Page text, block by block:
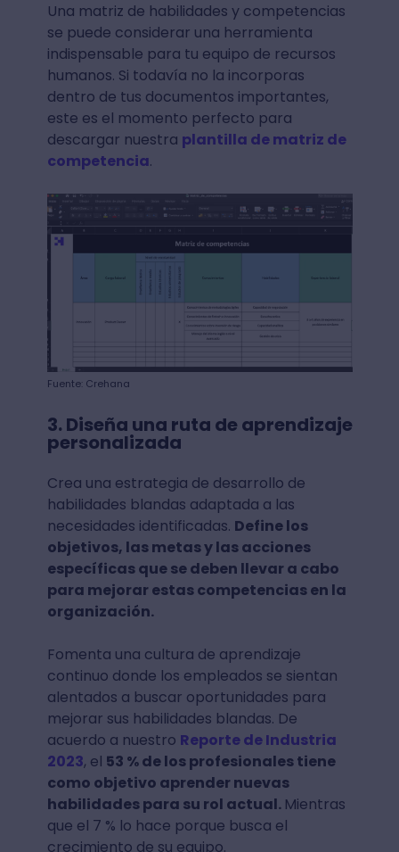
Una matriz de habilidades y competencias
se puede considerar una herramienta
indispensable para tu equipo de recursos
humanos. Si todavía no la incorporas
dentro de tus documentos importantes,
este es el momento perfecto para
descargar nuestra plantilla de matriz de
competencia.
Fuente: Crehana
3. Diseña una ruta de aprendizaje
personalizada
Crea una estrategia de desarrollo de
habilidades blandas adaptada a las
necesidades identificadas. Define los
objetivos, las metas y las acciones
específicas que se deben llevar a cabo
para mejorar estas competencias en la
organización.
Fomenta una cultura de aprendizaje
continuo donde los empleados se sientan
alentados a buscar oportunidades para
mejorar sus habilidades blandas. De
acuerdo a nuestro Reporte de Industria
2023, el 53 % de los profesionales tiene
como objetivo aprender nuevas
habilidades para su rol actual. Mientras
que el 7 % lo hace porque busca el
crecimiento de su equipo.